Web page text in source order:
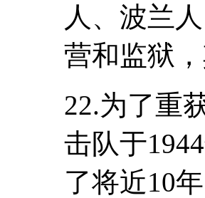
人、波兰
营和监狱
22.为了重
击队于
了将近10